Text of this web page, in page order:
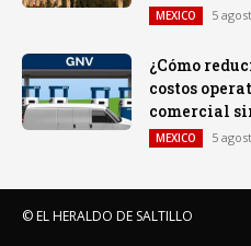
MEXICO 5
¿Cómo
costos
comercial
MEXICO 5
© EL HERALDO DE SALTILLO